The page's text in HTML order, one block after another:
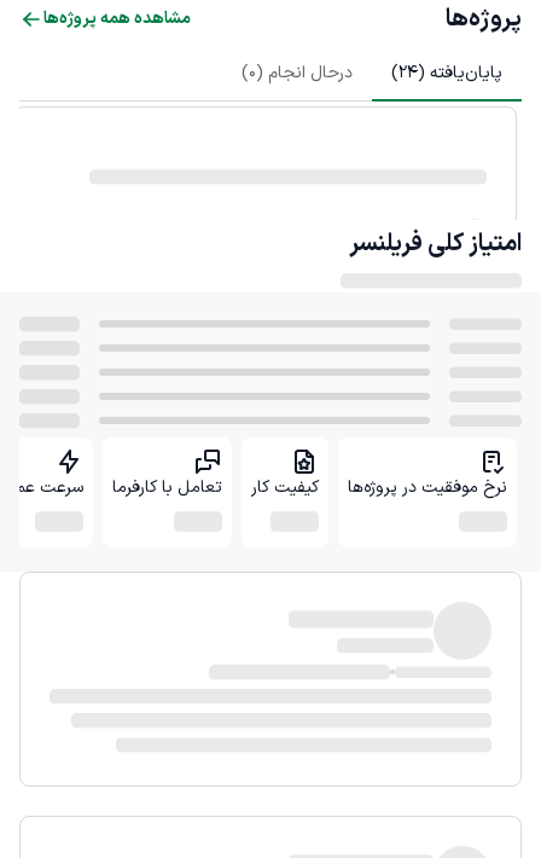
پروژه‌ها مشاهده همه پروژه‌ها
پایان‌یافته (24
) درحال انجام (0
)
امتیاز کلی فریلنسر
نرخ موفقیت در پروژه‌ها کیفیت کار تعامل با کارفرما سرعت عمل